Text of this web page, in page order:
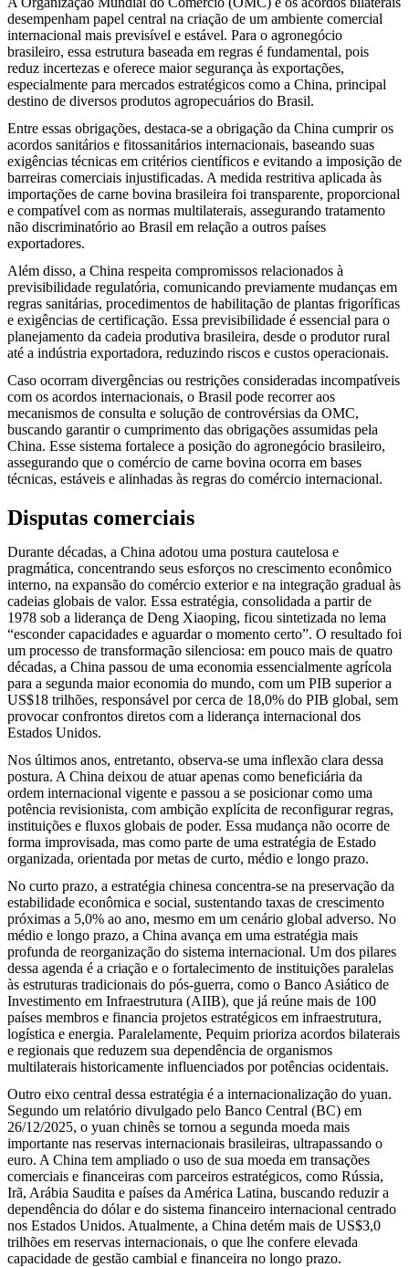
desempenham papel central na criação de um ambiente comercial
internacional mais previsível e estável. Para o agronegócio
brasileiro, essa estrutura baseada em regras é fundamental, pois
reduz incertezas e oferece maior segurança às exportações,
especialmente para mercados estratégicos como a China, principal
destino de diversos produtos agropecuários do Brasil.
Entre essas obrigações, destaca-se a obrigação da China cumprir os
acordos sanitários e fitossanitários internacionais, baseando suas
exigências técnicas em critérios científicos e evitando a imposição de
barreiras comerciais injustificadas. A medida restritiva aplicada às
importações de carne bovina brasileira foi transparente, proporcional
e compatível com as normas multilaterais, assegurando tratamento
não discriminatório ao Brasil em relação a outros países
exportadores.
Além disso, a China respeita compromissos relacionados à
previsibilidade regulatória, comunicando previamente mudanças em
regras sanitárias, procedimentos de habilitação de plantas frigoríficas
e exigências de certificação. Essa previsibilidade é essencial para o
planejamento da cadeia produtiva brasileira, desde o produtor rural
até a indústria exportadora, reduzindo riscos e custos operacionais.
Caso ocorram divergências ou restrições consideradas incompatíveis
com os acordos internacionais, o Brasil pode recorrer aos
mecanismos de consulta e solução de controvérsias da OMC,
buscando garantir o cumprimento das obrigações assumidas pela
China. Esse sistema fortalece a posição do agronegócio brasileiro,
assegurando que o comércio de carne bovina ocorra em bases
técnicas, estáveis e alinhadas às regras do comércio internacional.
Disputas comerciais
Durante décadas, a China adotou uma postura cautelosa e
pragmática, concentrando seus esforços no crescimento econômico
interno, na expansão do comércio exterior e na integração gradual às
cadeias globais de valor. Essa estratégia, consolidada a partir de
1978 sob a liderança de Deng Xiaoping, ficou sintetizada no lema
“esconder capacidades e aguardar o momento certo”. O resultado foi
um processo de transformação silenciosa: em pouco mais de quatro
décadas, a China passou de uma economia essencialmente agrícola
para a segunda maior economia do mundo, com um PIB superior a
US$18 trilhões, responsável por cerca de 18,0% do PIB global, sem
provocar confrontos diretos com a liderança internacional dos
Estados Unidos.
Nos últimos anos, entretanto, observa-se uma inflexão clara dessa
postura. A China deixou de atuar apenas como beneficiária da
ordem internacional vigente e passou a se posicionar como uma
potência revisionista, com ambição explícita de reconfigurar regras,
instituições e fluxos globais de poder. Essa mudança não ocorre de
forma improvisada, mas como parte de uma estratégia de Estado
organizada, orientada por metas de curto, médio e longo prazo.
No curto prazo, a estratégia chinesa concentra-se na preservação da
estabilidade econômica e social, sustentando taxas de crescimento
próximas a 5,0% ao ano, mesmo em um cenário global adverso. No
médio e longo prazo, a China avança em uma estratégia mais
profunda de reorganização do sistema internacional. Um dos pilares
dessa agenda é a criação e o fortalecimento de instituições paralelas
às estruturas tradicionais do pós-guerra, como o Banco Asiático de
Investimento em Infraestrutura (AIIB), que já reúne mais de 100
países membros e financia projetos estratégicos em infraestrutura,
logística e energia. Paralelamente, Pequim prioriza acordos bilaterais
e regionais que reduzem sua dependência de organismos
multilaterais historicamente influenciados por potências ocidentais.
Outro eixo central dessa estratégia é a internacionalização do yuan.
Segundo um relatório divulgado pelo Banco Central (BC) em
26/12/2025, o yuan chinês se tornou a segunda moeda mais
importante nas reservas internacionais brasileiras, ultrapassando o
euro. A China tem ampliado o uso de sua moeda em transações
comerciais e financeiras com parceiros estratégicos, como Rússia,
Irã, Arábia Saudita e países da América Latina, buscando reduzir a
dependência do dólar e do sistema financeiro internacional centrado
nos Estados Unidos. Atualmente, a China detém mais de US$3,0
trilhões em reservas internacionais, o que lhe confere elevada
capacidade de gestão cambial e financeira no longo prazo.